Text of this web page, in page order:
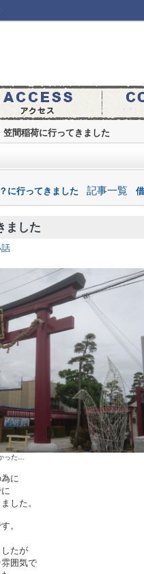
笠間稲荷に行ってきました
に行ってきました 記事一覧
ました
った…
に
した。
。
たが
囲気で